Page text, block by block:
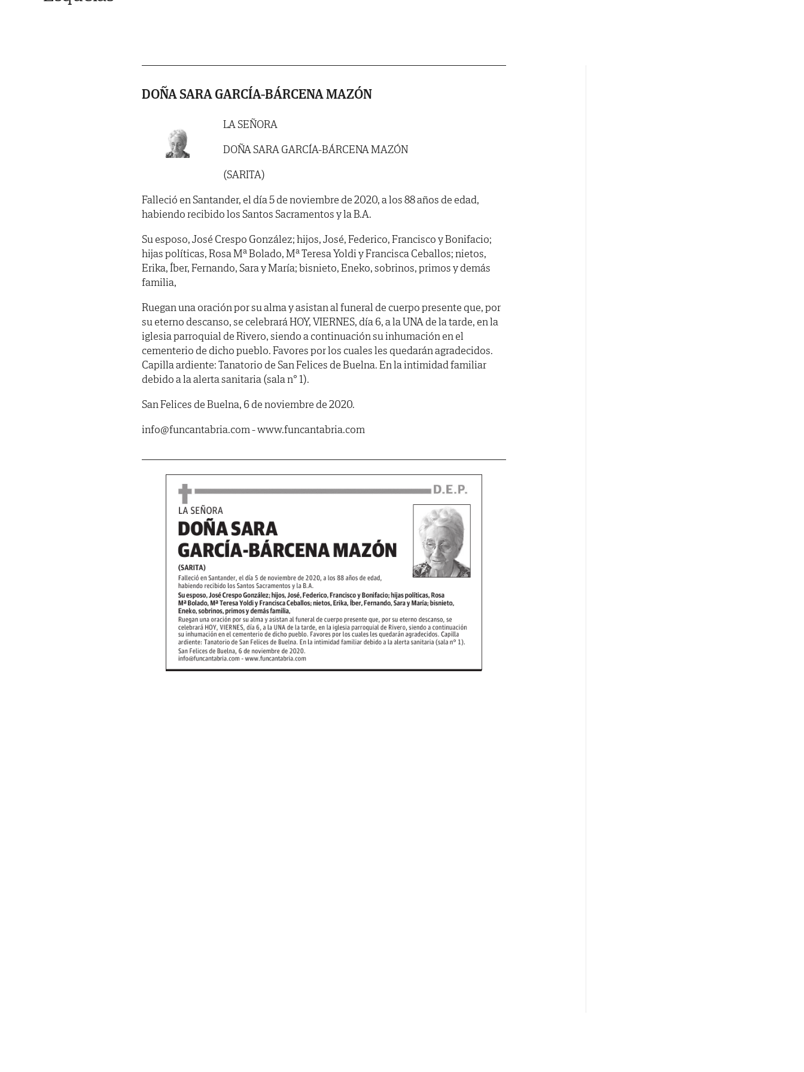
DOÑA SARA GARCÍA-BÁRCENA MAZÓN
LA SEÑORA
DOÑA SARA GARCÍA-BÁRCENA MAZÓN
(SARITA)
Falleció en Santander, el día 5 de noviembre de 2020, a los 88 años de edad,
habiendo recibido los Santos Sacramentos y la B.A.
Su esposo, José Crespo González; hijos, José, Federico, Francisco y Bonifacio;
hijas políticas, Rosa Mª Bolado, Mª Teresa Yoldi y Francisca Ceballos; nietos,
Erika, Íber, Fernando, Sara y María; bisnieto, Eneko, sobrinos, primos y demás
familia,
Ruegan una oración por su alma y asistan al funeral de cuerpo presente que, por
su eterno descanso, se celebrará HOY, VIERNES, día 6, a la UNA de la tarde, en la
iglesia parroquial de Rivero, siendo a continuación su inhumación en el
cementerio de dicho pueblo. Favores por los cuales les quedarán agradecidos.
Capilla ardiente: Tanatorio de San Felices de Buelna. En la intimidad familiar
debido a la alerta sanitaria (sala n° 1).
San Felices de Buelna, 6 de noviembre de 2020.
info@funcantabria.com - www.funcantabria.com